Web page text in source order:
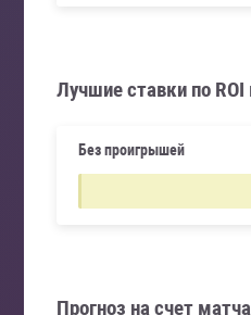
Лучшие ставки по ROI
Без проигрышей
Прогноз на счет матча